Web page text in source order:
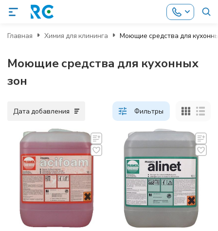
Главная Химия для клининга Моющие средства для
Моющие средства для кухонных
зон
Дата добавления Фильтры